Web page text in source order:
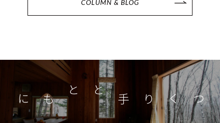
COLUMN & BLOG
つくり手とともに